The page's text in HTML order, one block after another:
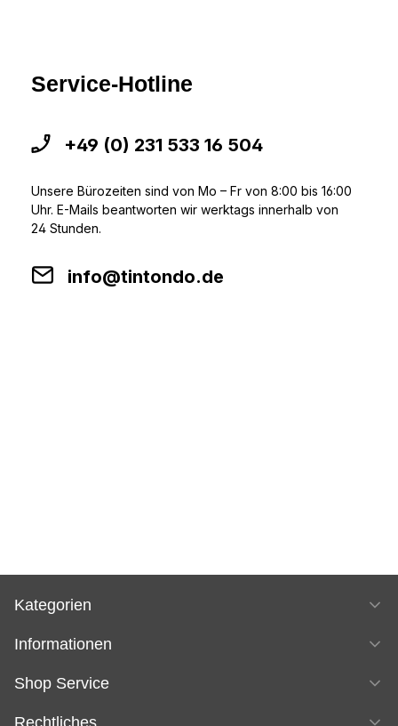
Service-Hotline
+49 (0) 231 533 16 504
Unsere Bürozeiten sind von Mo – Fr von 8:00 bis 16:00
Uhr. E-Mails beantworten wir werktags innerhalb von
24 Stunden.
info@tintondo.de
Kategorien
Informationen
Shop Service